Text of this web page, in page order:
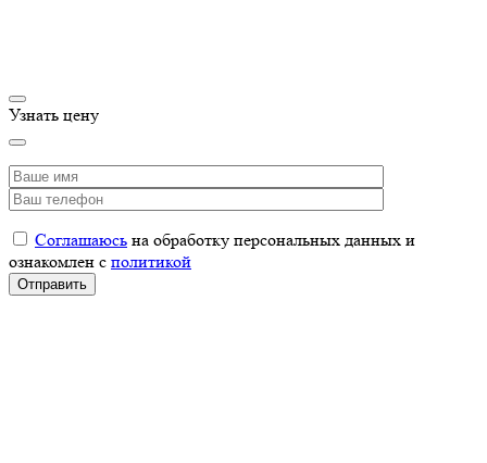
Узнать цену
Соглашаюсь на обработку персональных данных и
ознакомлен с политикой